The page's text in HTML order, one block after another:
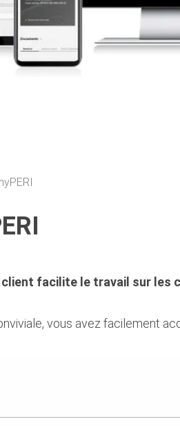
facilite le travail sur les
vous avez facilement